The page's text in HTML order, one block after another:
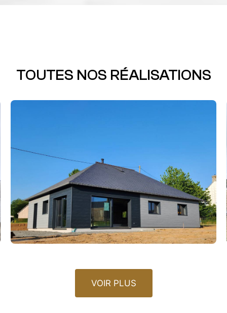
TOUTES NOS RÉALISATIONS
VOIR PLUS